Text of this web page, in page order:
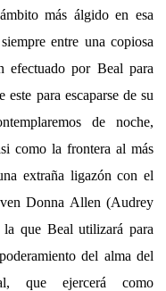
más álgido en esa
entre una copiosa
efectuado por Beal para
para escaparse de su
de noche,
como la frontera al más
extraña ligazón con el
Donna Allen (Audrey
que Beal utilizará para
del alma del
que ejercerá como